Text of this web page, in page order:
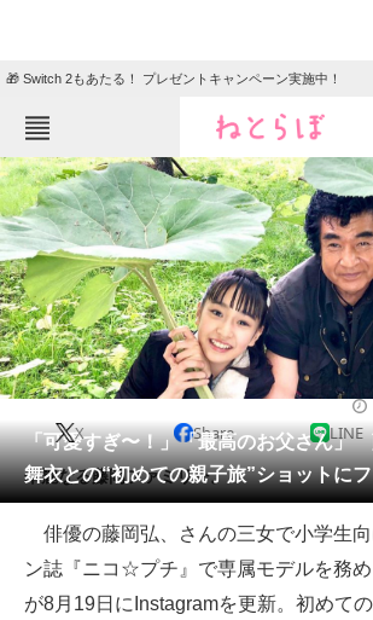
🎁 Switch 2もあたる！ プレゼントキャンペーン実施中！
ねとらぼメニュー
TOP ニュース
エンタメ クイズ
グルメ 地域
住まい 教育・育児
動物 リサーチ
会員記事
メディア
注目記事を集めた総合ページ
ITの今と未来を見通す
「可愛すぎ〜！」「最高のお父さん」
舞衣との“初めての親子旅”ショットに
X Share LINE
華麗なる藤岡ファミリー。
俳優の藤岡弘、さんの三女で小学生向
ン誌『ニコ☆プチ』で専属モデルを務
が8月19日にInstagramを更新。初めて